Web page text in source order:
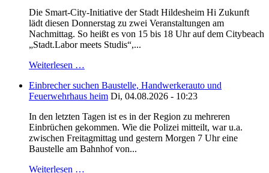
Die Smart-City-Initiative der Stadt Hildesheim Hi Zukunft
lädt diesen Donnerstag zu zwei Veranstaltungen am
Nachmittag. So heißt es von 15 bis 18 Uhr auf dem Citybeach
„Stadt.Labor meets Studis“,...
Weiterlesen …
Einbrecher suchen Baustelle, Handwerkerauto und
Feuerwehrhaus heim Di, 04.08.2026 - 10:23
In den letzten Tagen ist es in der Region zu mehreren
Einbrüchen gekommen. Wie die Polizei mitteilt, war u.a.
zwischen Freitagmittag und gestern Morgen 7 Uhr eine
Baustelle am Bahnhof von...
Weiterlesen …